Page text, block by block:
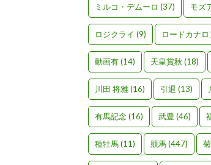
ミルコ・デムーロ (37) モズ
ロジクライ (9) ロードカナロ
動画有(14) 天皇賞秋 (18)
川田 将雅(16) 引退 (13)
有馬記念(16) 武豊 (46)
種牡馬(11) 競馬(447)